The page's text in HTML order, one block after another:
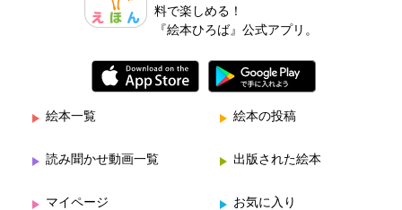
料で楽しめる！
『絵本ひろば』公式アプリ。
絵本一覧 絵本の投稿
読み聞かせ動画一覧 出版された絵本
マイページ お気に入り